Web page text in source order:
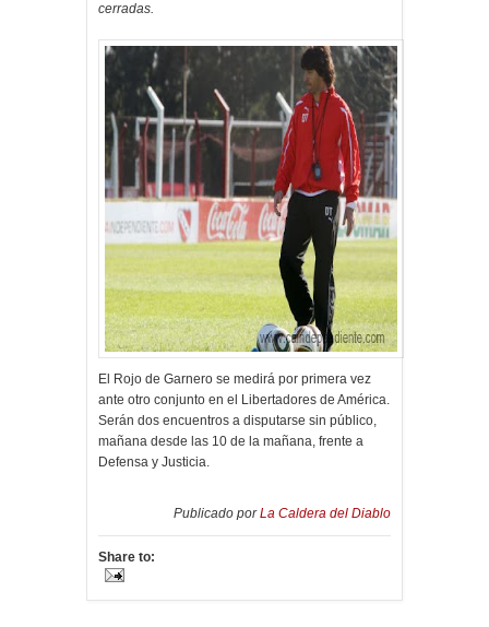
cerradas.
El Rojo de Garnero se medirá por primera vez
ante otro conjunto en el Libertadores de América.
Serán dos encuentros a disputarse sin público,
mañana desde las 10 de la mañana, frente a
Defensa y Justicia.
Publicado porLa Caldera del Diablo
Share to: